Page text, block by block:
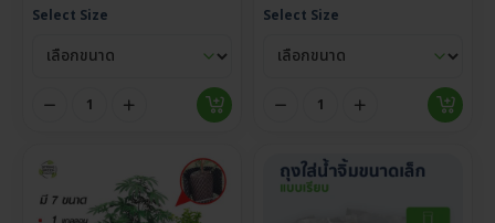
Select Size
Select Size